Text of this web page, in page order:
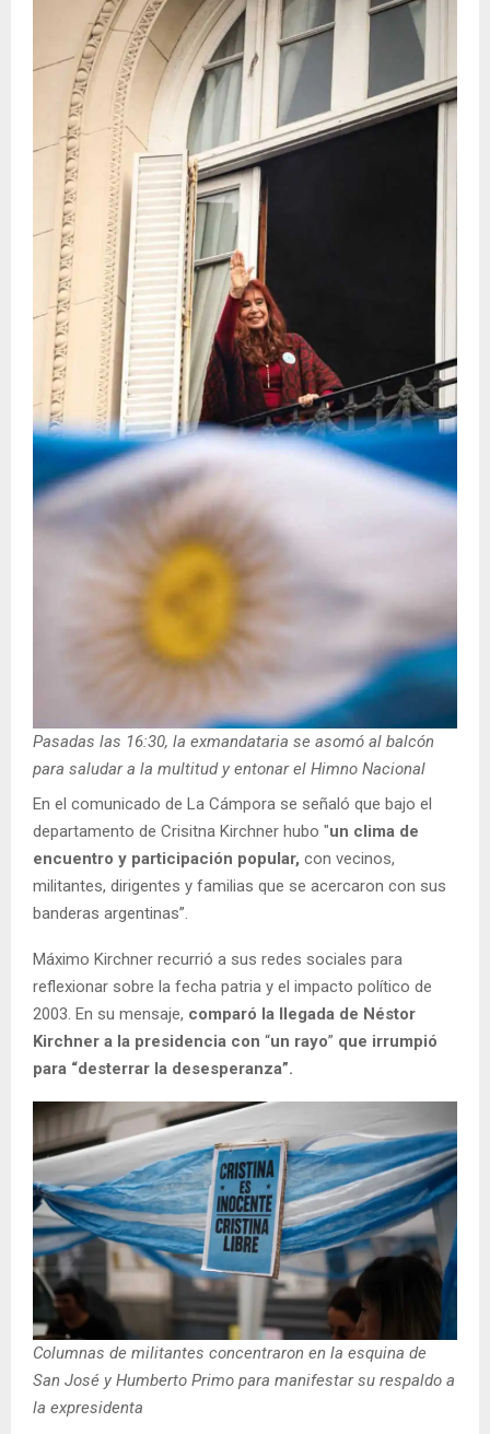
Pasadas las 16:30, la exmandataria se asomó al balcón
para saludar a la multitud y entonar el Himno Nacional
En el comunicado de La Cámpora se señaló que bajo el
departamento de Crisitna Kirchner hubo "un clima de
encuentro y participación popular, con vecinos,
militantes, dirigentes y familias que se acercaron con sus
banderas argentinas”.
Máximo Kirchner recurrió a sus redes sociales para
reflexionar sobre la fecha patria y el impacto político de
2003. En su mensaje, comparó la llegada de Néstor
Kirchner a la presidencia con “un rayo” que irrumpió
para “desterrar la desesperanza”.
Columnas de militantes concentraron en la esquina de
San José y Humberto Primo para manifestar su respaldo a
la expresidenta